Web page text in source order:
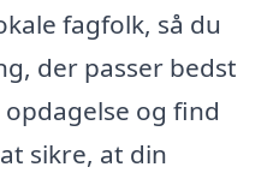
fagfolk, så du
der passer bedst
og find
sikre, at din